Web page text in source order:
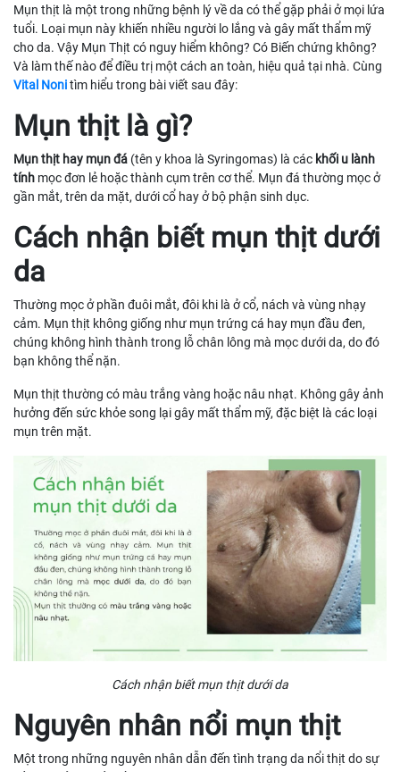
Mụn thịt là một trong những bệnh lý về da có thể gặp phải ở mọi lứa
tuổi. Loại mụn này khiến nhiều người lo lắng và gây mất thẩm mỹ
cho da. Vậy Mụn Thịt có nguy hiểm không? Có Biến chứng không?
Và làm thế nào để điều trị một cách an toàn, hiệu quả tại nhà. Cùng
Vital Nonitìm hiểu trong bài viết sau đây:
Mụn thịt là gì?
Mụn thịt hay mụn đá (tên y khoa là Syringomas) là các khối u lành
tính mọc đơn lẻ hoặc thành cụm trên cơ thể. Mụn đá thường mọc ở
gần mắt, trên da mặt, dưới cổ hay ở bộ phận sinh dục.
Cách nhận biết mụn thịt dưới
da
Thường mọc ở phần đuôi mắt, đôi khi là ở cổ, nách và vùng nhạy
cảm. Mụn thịt không giống như mụn trứng cá hay mụn đầu đen,
chúng không hình thành trong lỗ chân lông mà mọc dưới da, do đó
bạn không thể nặn.
Mụn thịt thường có màu trắng vàng hoặc nâu nhạt. Không gây ảnh
hưởng đến sức khỏe song lại gây mất thẩm mỹ, đặc biệt là các loại
mụn trên mặt.
Cách nhận biết mụn thịt dưới da
Nguyên nhân nổi mụn thịt
Một trong những nguyên nhân dẫn đến tình trạng da nổi thịt do sự